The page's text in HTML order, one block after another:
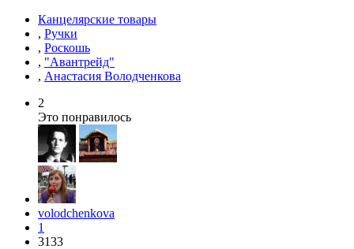
Канцелярские товары
, Ручки
, Роскошь
, "Авантрейд"
, Анастасия Володченкова
2
Это понравилось
volodchenkova
1
3133